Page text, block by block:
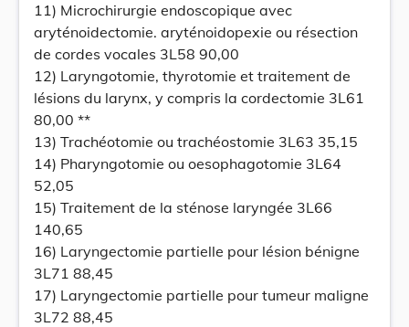
11) Microchirurgie endoscopique avec
aryténoidectomie. aryténoidopexie ou résection
de cordes vocales 3L58 90,00
12) Laryngotomie, thyrotomie et traitement de
lésions du larynx, y compris la cordectomie 3L61
80,00 **
13) Trachéotomie ou trachéostomie 3L63 35,15
14) Pharyngotomie ou oesophagotomie 3L64
52,05
15) Traitement de la sténose laryngée 3L66
140,65
16) Laryngectomie partielle pour lésion bénigne
3L71 88,45
17) Laryngectomie partielle pour tumeur maligne
3L72 88,45